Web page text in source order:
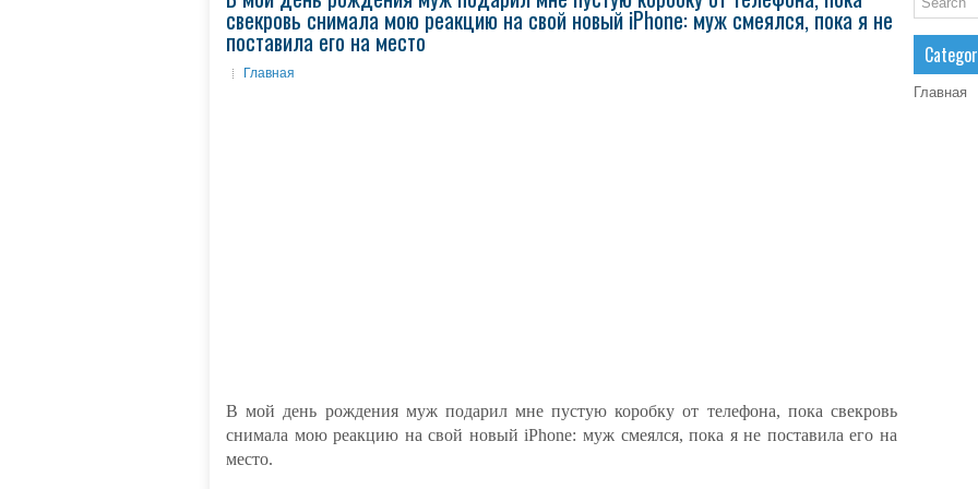
свекровь снимала мою реакцию на свой новый iPhone: муж смеялся, пока я не
поставила его на место
Главная
В мой день рождения муж подарил мне пустую коробку от телефона, пока свекровь
снимала мою реакцию на свой новый iPhone: муж смеялся, пока я не поставила его на
место.
Главная